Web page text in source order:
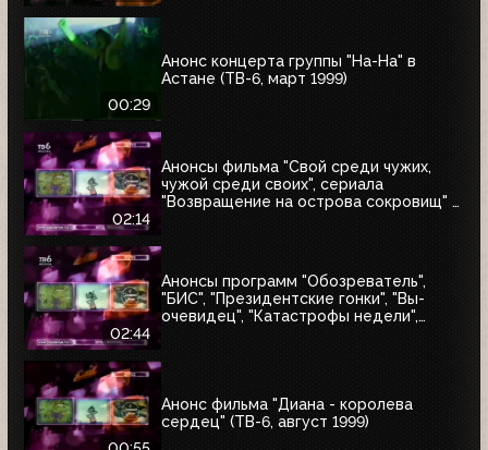
00:29
Анонс концерта группы "На-На" в
Астане (ТВ-6, март 1999)
02:14
Анонсы фильма "Свой среди чужих,
чужой среди своих", сериала
"Возвращение на острова сокровищ" и
02:44
Анонсы программ "Обозреватель",
"БИС", "Президентские гонки", "Вы-
очевидец", "Катастрофы недели",
Анонс фильма "Диана - королева
сердец" (ТВ-6, август 1999)